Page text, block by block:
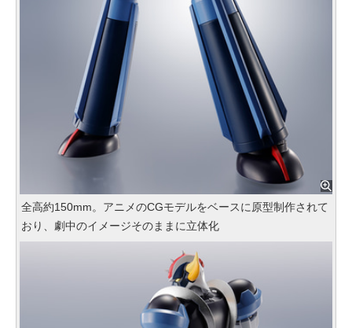
全高約150mm。アニメのCGモデルをベースに原型制作されて
おり、劇中のイメージそのままに立体化